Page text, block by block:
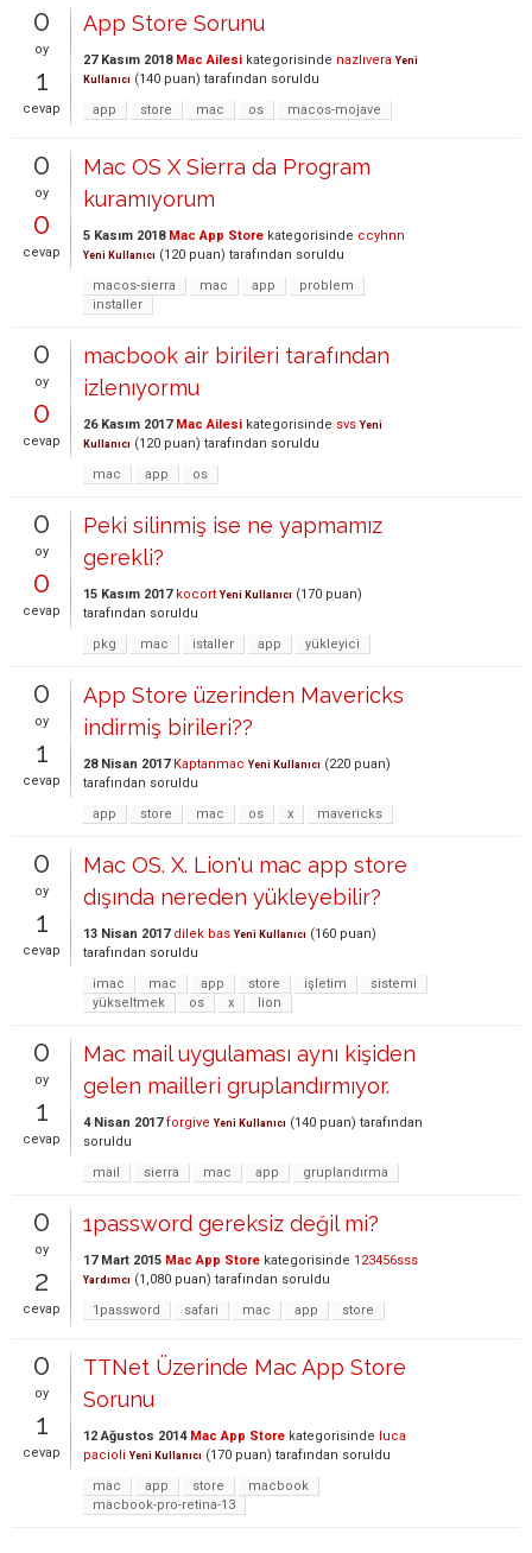
0
oy
1
cevap
App Store Sorunu
27 Kasım 2018 Mac Ailesi kategorisinde nazlıvera Yeni
Kullanıcı (140 puan) tarafından soruldu
app
store mac os macos-mojave
0
oy
0
cevap
Mac OS X Sierra da Program
kuramıyorum
5 Kasım 2018 Mac App Store kategorisinde ccyhnn
Yeni Kullanıcı (120 puan) tarafından soruldu
macos-sierra
mac app
problem
installer
0
oy
0
cevap
macbook air birileri tarafından
izlenıyormu
26 Kasım 2017 Mac Ailesi kategorisinde svs Yeni
Kullanıcı (120 puan) tarafından soruldu
mac
app os
0
oy
0
cevap
Peki silinmiş ise ne yapmamız
gerekli?
15 Kasım 2017 kocort Yeni Kullanıcı (170 puan)
tarafından soruldu
pkg
mac istaller app yükleyici
0
oy
1
cevap
App Store üzerinden Mavericks
indirmiş birileri??
28 Nisan 2017 Kaptanmac Yeni Kullanıcı (220 puan)
tarafından soruldu
app
store mac os x mavericks
0
oy
1
cevap
Mac OS. X. Lion'u mac app store
dışında nereden yükleyebilir?
13 Nisan 2017 dilek bas Yeni Kullanıcı (160 puan)
tarafından soruldu
imac
mac app store işletim
sistemi
yükseltmek
os x lion
0
oy
1
cevap
Mac mail uygulaması aynı kişiden
gelen mailleri gruplandırmıyor.
4 Nisan 2017 forgive Yeni Kullanıcı (140 puan) tarafından
soruldu
mail
sierra mac app gruplandırma
0
oy
2
cevap
1password gereksiz değil mi?
17 Mart 2015 Mac App Store kategorisinde 123456sss
Yardımcı (1,080 puan) tarafından soruldu
1password
safari mac app store
0
oy
1
cevap
TTNet Üzerinde Mac App Store
Sorunu
12 Ağustos 2014 Mac App Store kategorisinde luca
pacioli Yeni Kullanıcı (170 puan) tarafından soruldu
mac
app store
macbook
macbook-pro-retina-13